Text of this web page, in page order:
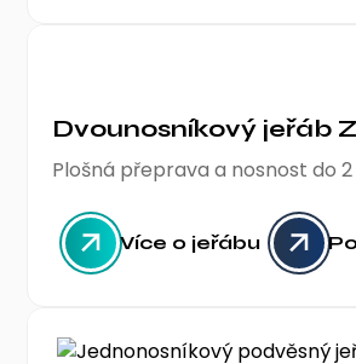
Dvounosníkový jeřáb
Plošná přeprava a nosnost do 2
Více o jeřábu